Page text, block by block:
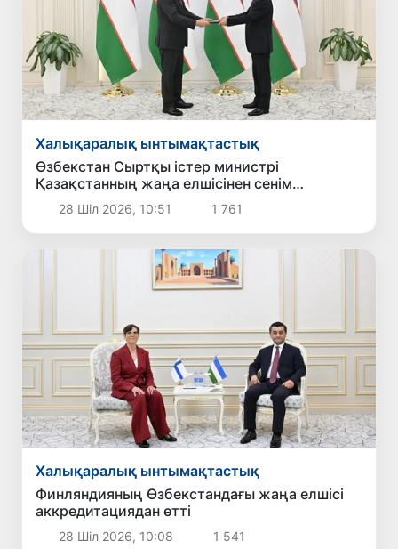
Халықаралық ынтымақтастық
Өзбекстан Сыртқы істер министрі
Қазақстанның жаңа елшісінен сенім
грамоталарының көшірмелерін қабылдады
28 Шіл 2026, 10:51 1 761
Халықаралық ынтымақтастық
Финляндияның Өзбекстандағы жаңа елшісі
аккредитациядан өтті
28 Шіл 2026, 10:08 1 541